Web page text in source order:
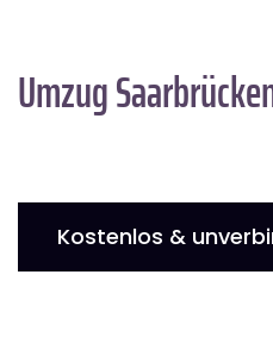
Umzug
Kostenlos &